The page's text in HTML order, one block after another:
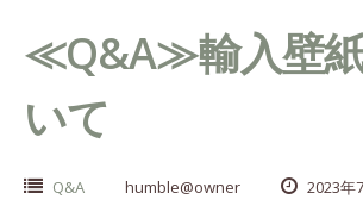
≪Q&A≫輸入壁
いて
Q&A humble@owner 2023年